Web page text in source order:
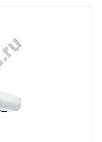
завеса ТЗ 6/12
10.5 м/с
м³/ч